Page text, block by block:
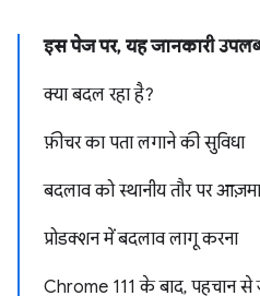
इस पेज पर, यह जानकारी
क्या बदल रहा है?
फ़ीचर का पता लगाने की सुविधा
बदलाव को स्थानीय तौर पर
प्रोडक्शन में बदलाव लागू करना
Chrome 111 के बाद, पहचान से